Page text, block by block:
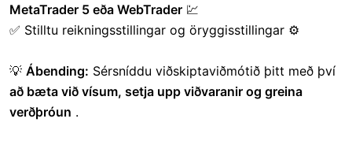
MetaTrader 5 eða WebTrader 💹
✅ Stilltu reikningsstillingar og öryggisstillingar ⚙
💡 Ábending: Sérsníddu viðskiptaviðmótið þitt með því
að bæta við vísum, setja upp viðvaranir og greina
verðþróun .